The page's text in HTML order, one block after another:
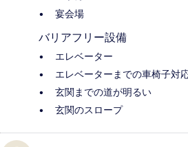
宴会場
バリアフリー設備
エレベーター
エレベーターまでの車椅子対
玄関までの道が明るい
玄関のスロープ